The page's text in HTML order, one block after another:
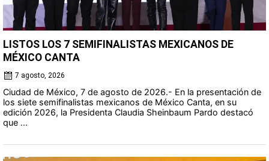
LISTOS LOS 7 SEMIFINALISTAS MEXICANOS DE
MÉXICO CANTA
7 agosto, 2026
Ciudad de México, 7 de agosto de 2026.- En la presentación de
los siete semifinalistas mexicanos de México Canta, en su
edición 2026, la Presidenta Claudia Sheinbaum Pardo destacó
que ...